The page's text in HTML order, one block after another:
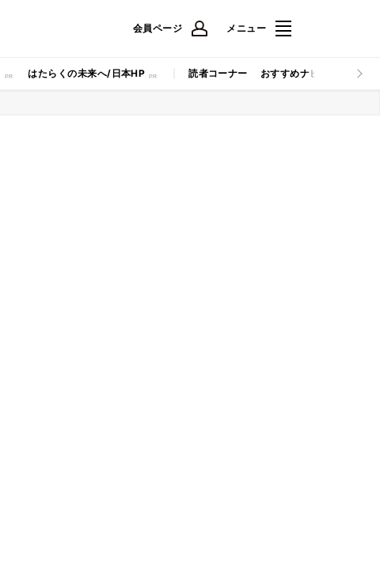
会員ページ メニュー
はたらくの未来へ/日本HP 読者コーナー おすすめナビ マイナビ